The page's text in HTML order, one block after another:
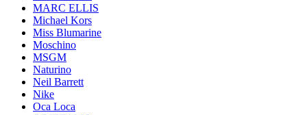
MARC ELLIS
Michael Kors
Miss Blumarine
Moschino
MSGM
Naturino
Neil Barrett
Nike
Oca Loca